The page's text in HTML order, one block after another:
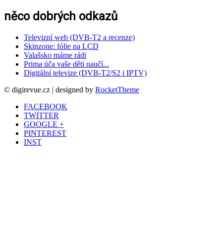
něco dobrých odkazů
Televizní web (DVB-T2 a recenze)
Skinzone: fólie na LCD
Valašsko máme rádi
Prima úča vaše děti naučí...
Digitální televize (DVB-T2/S2 i IPTV)
© digirevue.cz | designed by RocketTheme
FACEBOOK
TWITTER
GOOGLE +
PINTEREST
INST